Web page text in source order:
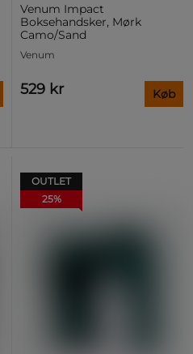
Venum Impact
Boksehandsker, Mørk
Camo/Sand
Venum
529 kr Køb
OUTLET
25%